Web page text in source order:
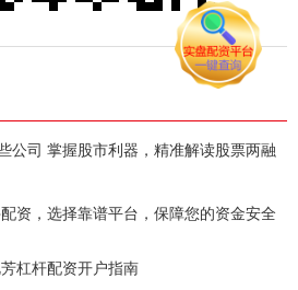
公司 掌握股市利器，精准解读股票两融
资，选择靠谱平台，保障您的资金安全
杠杆配资开户指南